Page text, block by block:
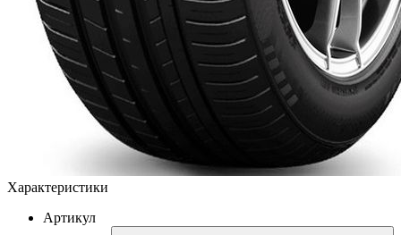
Характеристики
Артикул